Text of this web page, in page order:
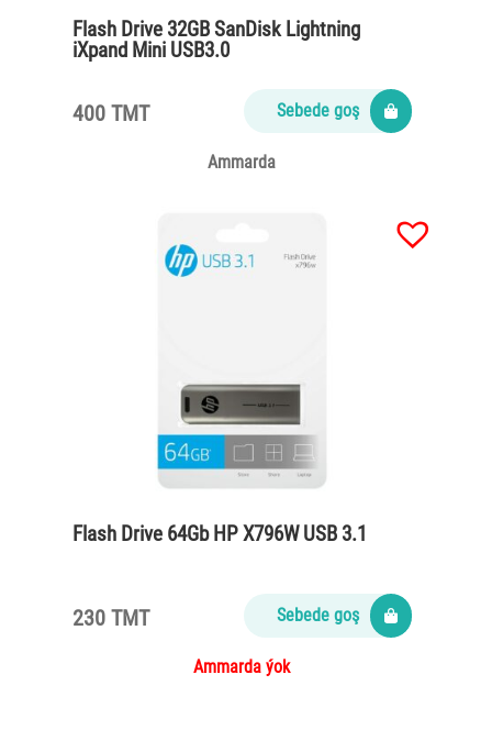
Flash Drive 32GB SanDisk Lightning
iXpand Mini USB3.0
400 TMT Sebede goş
Ammarda
Flash Drive 64Gb HP X796W USB 3.1
230 TMT Sebede goş
Ammarda ýok